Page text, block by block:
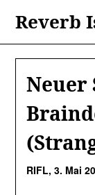
content
Reverb
Neuer
RIFL,3. Mai